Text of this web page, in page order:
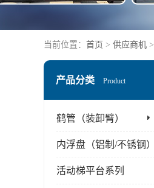
当前位置： 首页 > 供应商机 >
产品分类 Product
鹤管（装卸臂）
内浮盘（铝制/不锈钢）
活动梯平台系列